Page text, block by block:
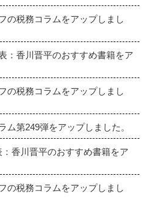
の税務コラムをアップしまし
：香川晋平のおすすめ書籍をア
の税務コラムをアップしまし
第249弾をアップしました。
香川晋平のおすすめ書籍をア
の税務コラムをアップしまし